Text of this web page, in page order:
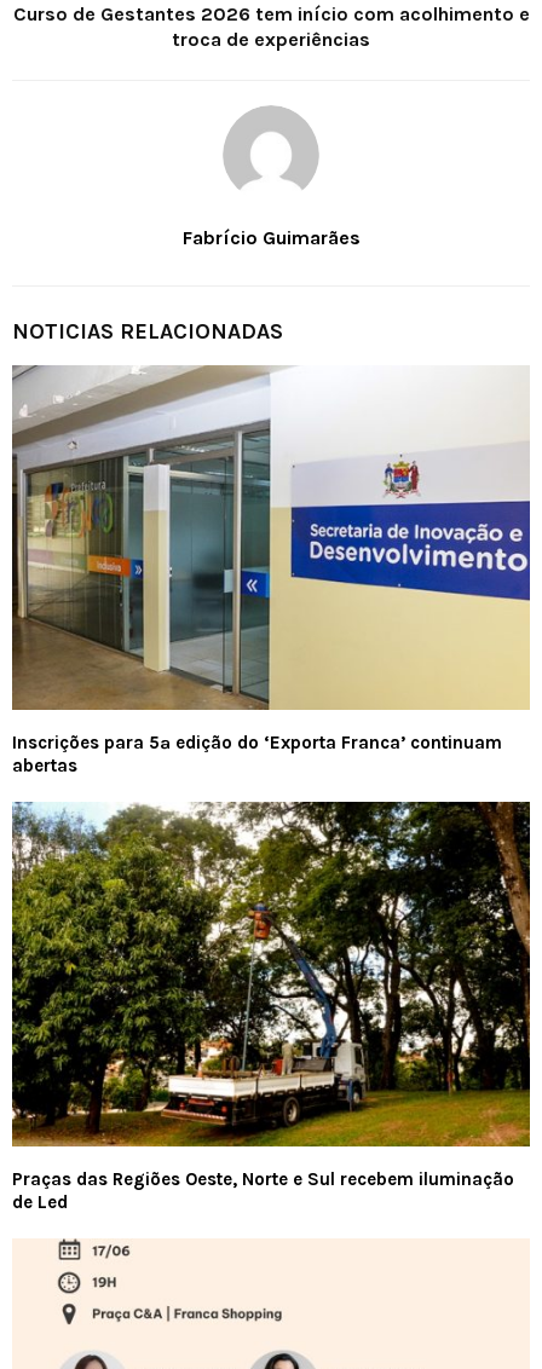
Curso de Gestantes 2026 tem início com acolhimento e
troca de experiências
Fabrício Guimarães
NOTICIAS RELACIONADAS
Inscrições para 5ª edição do ‘Exporta Franca’ continuam
abertas
Praças das Regiões Oeste, Norte e Sul recebem iluminação
de Led